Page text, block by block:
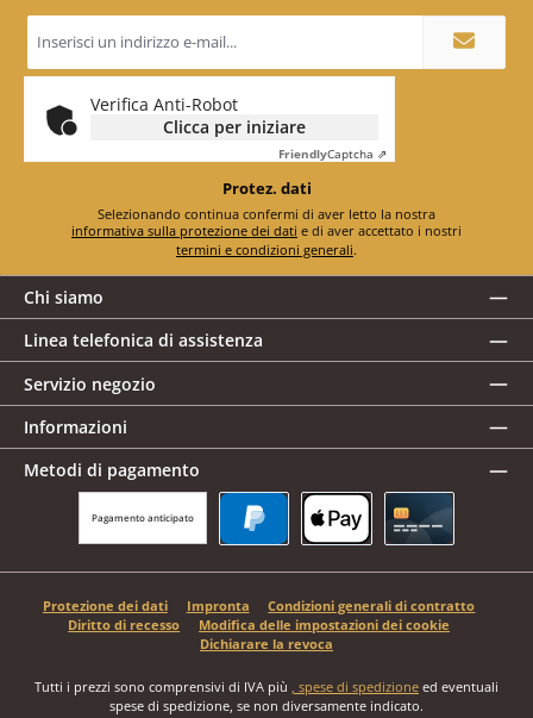
Indirizzo
e-
*
Verifica Anti-Robot
Clicca per iniziare
FriendlyCaptcha ⇗
Protez. dati
informativa sulla protezione dei dati
termini e condizioni generali.
Chi siamo
Linea telefonica di assistenza
Servizio negozio
Informazioni
Metodi di pagamento
Pagamento anticipato
Protezione dei dati Impronta
Condizioni generali di contratto
Diritto di recesso
Modifica delle impostazioni dei cookie
Dichiarare la revoca
Tutti i prezzi sono comprensivi di IVA più , spese di spedizione ed eventuali
spese di spedizione, se non diversamente indicato.